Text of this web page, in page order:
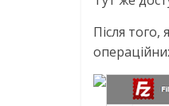
Після того,